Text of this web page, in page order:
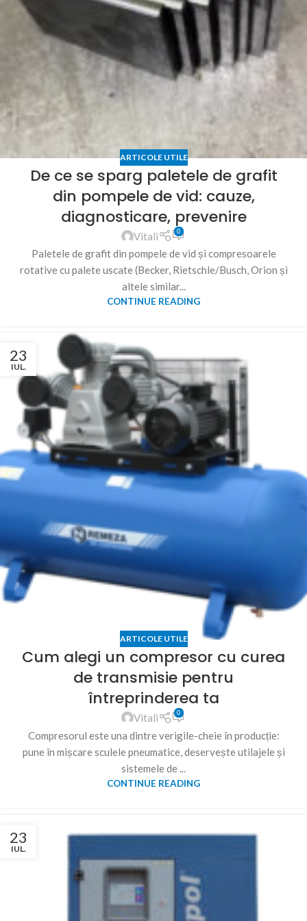
ARTICOLE UTILE
De ce se sparg paletele de grafit
din pompele de vid: cauze,
diagnosticare, prevenire
Vitali 0
Paletele de grafit din pompele de vid și compresoarele
rotative cu palete uscate (Becker, Rietschle/Busch, Orion și
altele similar...
CONTINUE READING
23
IUL.
ARTICOLE UTILE
Cum alegi un compresor cu curea
de transmisie pentru
întreprinderea ta
Vitali 0
Compresorul este una dintre verigile-cheie în producție:
pune în mișcare sculele pneumatice, deservește utilajele și
sistemele de ...
CONTINUE READING
23
IUL.